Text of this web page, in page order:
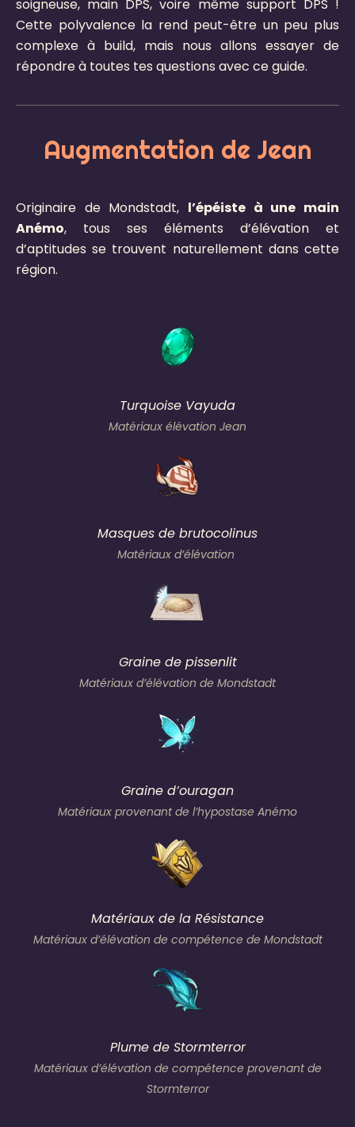
soigneuse, main DPS, voire même support DPS !
Cette polyvalence la rend peut-être un peu plus
complexe à build, mais nous allons essayer de
répondre à toutes tes questions avec ce guide.
Augmentation de Jean
Originaire de Mondstadt, l’épéiste à une main
Anémo, tous ses éléments d’élévation et
d’aptitudes se trouvent naturellement dans cette
région.
Turquoise Vayuda
Matériaux élévation Jean
Masques de brutocolinus
Matériaux d’élévation
Graine de pissenlit
Matériaux d’élévation de Mondstadt
Graine d’ouragan
Matériaux provenant de l’hypostase Anémo
Matériaux de la Résistance
Matériaux d’élévation de compétence de Mondstadt
Plume de Stormterror
Matériaux d’élévation de compétence provenant de
Stormterror